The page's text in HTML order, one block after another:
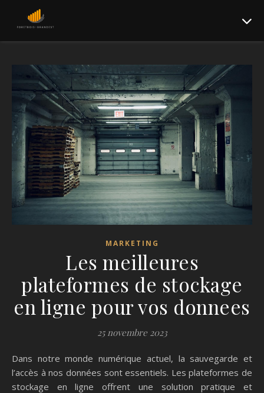
MARKETING
Les meilleures
plateformes de stockage
en ligne pour vos donnees
25 novembre 2023
Dans notre monde numérique actuel, la sauvegarde et
l’accès à nos données sont essentiels. Les plateformes de
stockage en ligne offrent une solution pratique et